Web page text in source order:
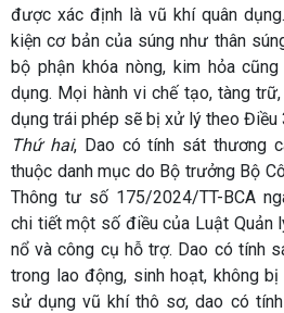
được xác định là vũ khí quân
kiện cơ bản của súng như thân
bộ phận khóa nòng, kim hỏa
dụng. Mọi hành vi chế tạo, tàng
dụng trái phép sẽ bị xử lý theo Điều
Thứ hai, Dao có tính sát thương
thuộc danh mục do Bộ trưởng Bộ
Thông tư số 175/2024/TT-BCA
chi tiết một số điều của Luật Quản
nổ và công cụ hỗ trợ. Dao có tính
trong lao động, sinh hoạt, không
sử dụng vũ khí thô sơ, dao có